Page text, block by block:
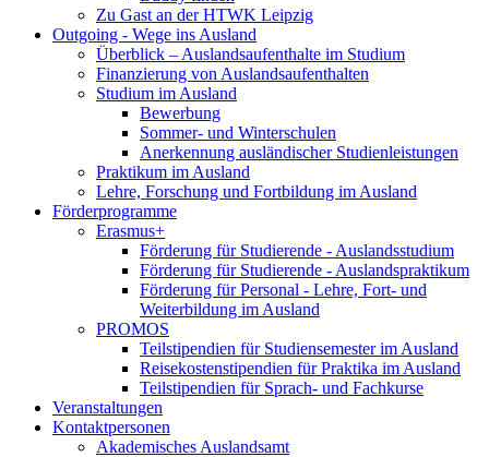
Zu Gast an der HTWK Leipzig
Outgoing - Wege ins Ausland
Überblick – Auslandsaufenthalte im Studium
Finanzierung von Auslandsaufenthalten
Studium im Ausland
Bewerbung
Sommer- und Winterschulen
Anerkennung ausländischer Studienleistungen
Praktikum im Ausland
Lehre, Forschung und Fortbildung im Ausland
Förderprogramme
Erasmus+
Förderung für Studierende - Auslandsstudium
Förderung für Studierende - Auslandspraktikum
Förderung für Personal - Lehre, Fort- und
Weiterbildung im Ausland
PROMOS
Teilstipendien für Studiensemester im Ausland
Reisekostenstipendien für Praktika im Ausland
Teilstipendien für Sprach- und Fachkurse
Veranstaltungen
Kontaktpersonen
Akademisches Auslandsamt